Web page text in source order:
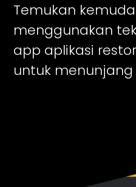
Temukan
menggunakan
app aplikasi
untuk menunjang